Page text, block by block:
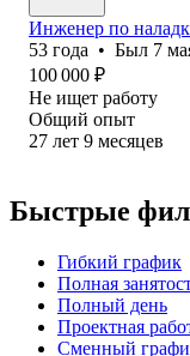
Инженер по
53 года • Был 7
100 000 ₽
Не ищет работу
Общий опыт
27 лет 9 месяцев
Быстрые
Гибкий график
Полная
Полный день
Проектная
Сменный